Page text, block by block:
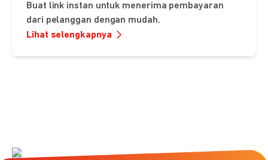
Buat link instan untuk menerima pembayaran
dari pelanggan dengan mudah.
Lihat selengkapnya